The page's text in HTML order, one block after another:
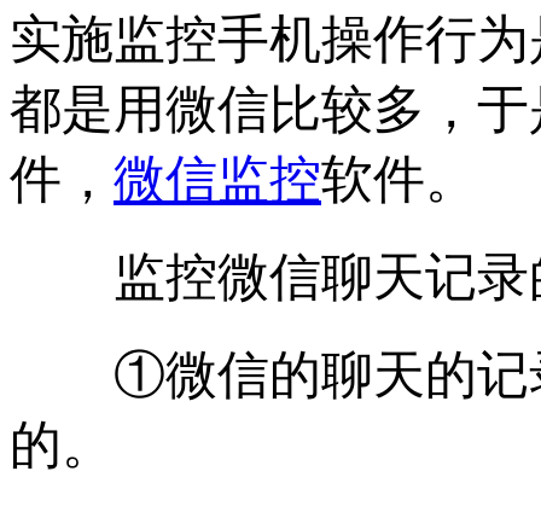
实施监控手机操作行
都是用微信比较多，
件， 微信监控软件。
监控微信聊天记录
①微信的聊天的记
的。